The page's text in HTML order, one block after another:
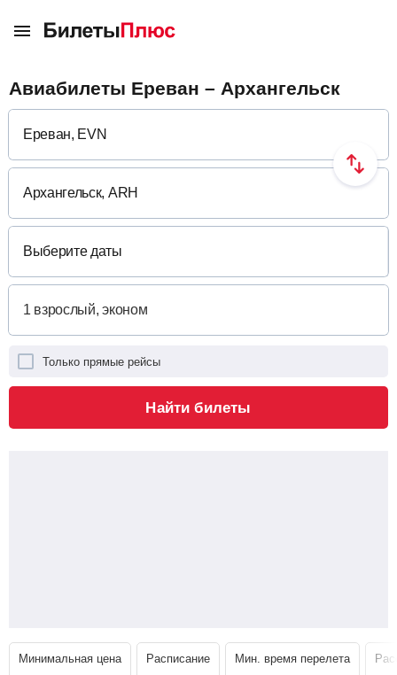
Авиабилеты Ереван – Архангельск
Выберите даты
Только прямые рейсы
Найти билеты
Минимальная цена Расписание Мин. время перелета